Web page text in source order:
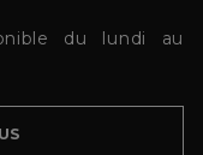
du lundi au